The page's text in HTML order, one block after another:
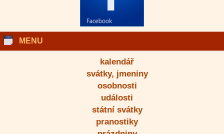
MENU
kalendář
svátky, jmeniny
osobnosti
události
státní svátky
pranostiky